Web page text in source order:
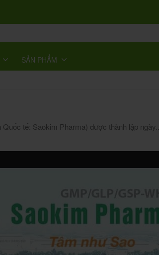
SẢN PHẨM
tế: Saokim Pharma) được thành lập ngày...